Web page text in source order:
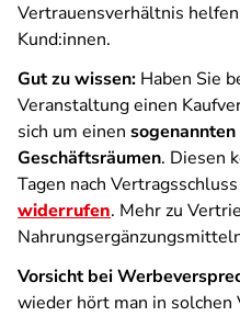
Vertrauensverhältnis
Kund:innen.
Gut zu wissen: Haben Sie
Veranstaltung einen
sich um einen
Geschäftsräumen. Diesen
Tagen nach Vertragsschluss
widerrufen. Mehr zu
Vorsicht bei
wieder hört man in solchen